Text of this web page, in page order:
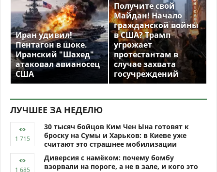
Иран удивил!
Пентагон в шоке.
Иранский "Шахед"
атаковал авианосец
США
Получите свой
Майдан! Начало
гражданской войны
в США? Трамп
угрожает
протестантам в
случае захвата
госучреждений
ЛУЧШЕЕ ЗА НЕДЕЛЮ
30 тысяч бойцов Ким Чен Ына готовят к
броску на Сумы и Харьков: в Киеве уже
считают это страшнее мобилизации
Диверсия с намёком: почему бомбу
взорвали на пороге, а не в зале, и кого это